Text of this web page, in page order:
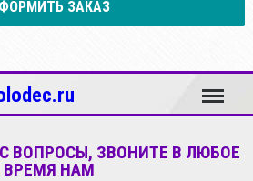
ЗАКАЗ
Меню
ВОПРОСЫ, ЗВОНИТЕ В ЛЮБОЕ
ВРЕМЯ НАМ